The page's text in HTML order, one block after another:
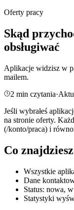
Oferty pracy
Skąd
obsługiwać
Aplikacje widzisz w
mailem.
2 min czytania·
Jeśli wybrałeś
na stronie oferty.
(/konto/praca) i
Co
Wszystkie
Dane
Status: nowa,
Statystyki